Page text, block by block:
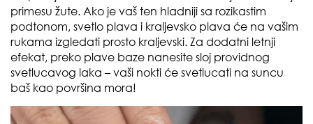
primesu žute. Ako je vaš ten hladniji sa rozikastim
podtonom, svetlo plava i kraljevsko plava će na vašim
rukama izgledati prosto kraljevski. Za dodatni letnji
efekat, preko plave baze nanesite sloj providnog
svetlucavog laka – vaši nokti će svetlucati na suncu
baš kao površina mora!